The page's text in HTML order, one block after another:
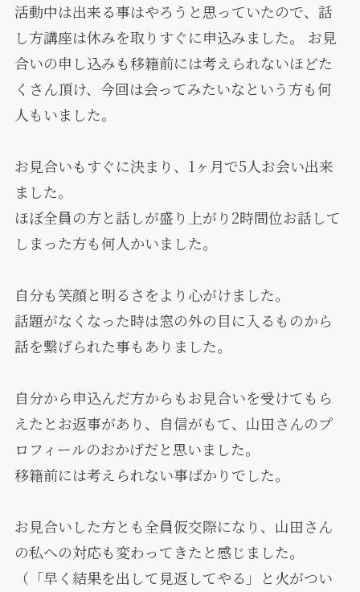
活動中は出来る事はやろうと思っていたので、話
し方講座は休みを取りすぐに申込みました。 お見
合いの申し込みも移籍前には考えられないほどた
くさん頂け、今回は会ってみたいなという方も何
人もいました。
お見合いもすぐに決まり、1ヶ月で5人お会い出来
ました。
ほぼ全員の方と話しが盛り上がり2時間位お話して
しまった方も何人かいました。
自分も笑顔と明るさをより心がけました。
話題がなくなった時は窓の外の目に入るものから
話を繋げられた事もありました。
自分から申込んだ方からもお見合いを受けてもら
えたとお返事があり、自信がもて、山田さんのプ
ロフィールのおかげだと思いました。
移籍前には考えられない事ばかりでした。
お見合いした方とも全員仮交際になり、山田さん
の私への対応も変わってきたと感じました。
（「早く結果を出して見返してやる」と火がつい